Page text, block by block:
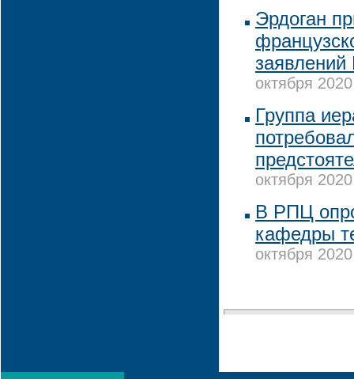
Эрдоган
октября
Группа
октября
В РПЦ
кафедры
октября